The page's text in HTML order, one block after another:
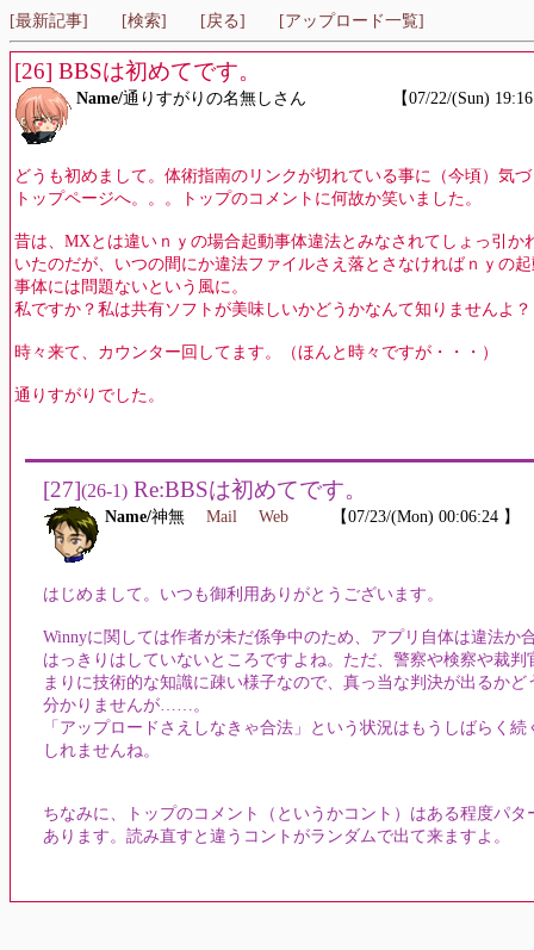
[最新記事] [検索] [戻る] [アップロード一覧]
[26] BBSは初めてです。
Name/通りすがりの名無しさん 【07/22/(Sun)
どうも初めまして。体術指南のリンクが切れている事に（今頃）気
トップページへ。。。トップのコメントに何故か笑いました。
昔は、MXとは違いｎｙの場合起動事体違法とみなされてしょっ引か
いたのだが、いつの間にか違法ファイルさえ落とさなければｎｙの
事体には問題ないという風に。
私ですか？私は共有ソフトが美味しいかどうかなんて知りませんよ？
時々来て、カウンター回してます。（ほんと時々ですが・・・）
通りすがりでした。
[27](26-1) Re:BBSは初めてです。
Name/神無 Mail Web 【07/23/(Mon) 00:06:24
はじめまして。いつも御利用ありがとうございます。
Winnyに関しては作者が未だ係争中のため、アプリ自体は違法か
はっきりはしていないところですよね。ただ、警察や検察や裁判
まりに技術的な知識に疎い様子なので、真っ当な判決が出るかど
分かりませんが……。
「アップロードさえしなきゃ合法」という状況はもうしばらく続
しれませんね。
ちなみに、トップのコメント（というかコント）はある程度パタ
あります。読み直すと違うコントがランダムで出て来ますよ。